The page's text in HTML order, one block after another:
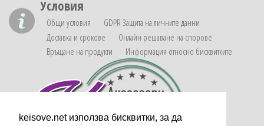
keisove.net използва бисквитки, за да
Условия
Общи условия
GDPR Защита на личните данни
Доставка и срокове
Онлайн решаване на спорове
Връщане на продукти
Информация относно бисквитките